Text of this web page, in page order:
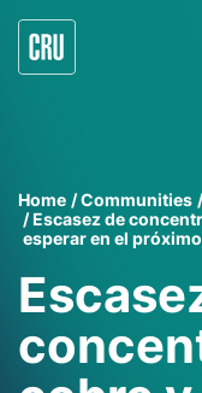
Home Communities
Escasez de
esperar en el